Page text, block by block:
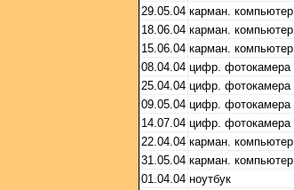
29.05.04 карман. компьютер
18.06.04 карман. компьютер
15.06.04 карман. компьютер
08.04.04 цифр. фотокамера
25.04.04 цифр. фотокамера
09.05.04 цифр. фотокамера
14.07.04 цифр. фотокамера
22.04.04 карман. компьютер
31.05.04 карман. компьютер
01.04.04 ноутбук